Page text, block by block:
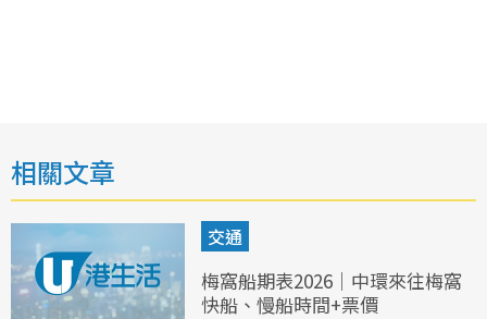
相關文章
交通
梅窩船期表2026｜中環來往梅窩
快船、慢船時間+票價